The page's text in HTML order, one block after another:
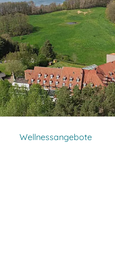
Wellnessangebote